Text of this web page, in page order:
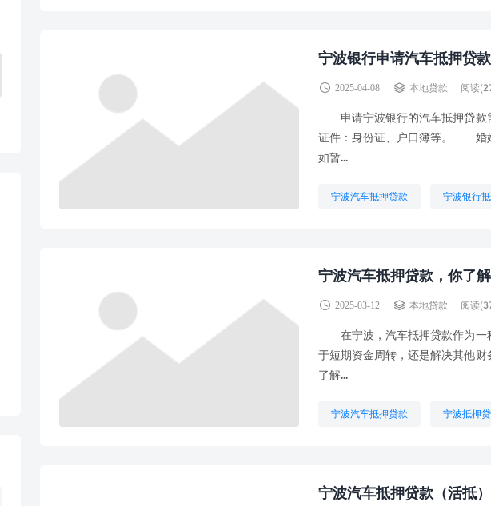
宁波银行申请汽车抵押贷
2025-04-08 本地贷款 阅读
申请宁波银行的汽车抵押贷款
证件：身份证、户口簿等。 婚
如暂...
宁波汽车抵押贷款 宁波银行
宁波汽车抵押贷款，你了
2025-03-12 本地贷款 阅读
在宁波，汽车抵押贷款作为一
于短期资金周转，还是解决其他
了解...
宁波汽车抵押贷款 宁波抵押
宁波汽车抵押贷款（活抵